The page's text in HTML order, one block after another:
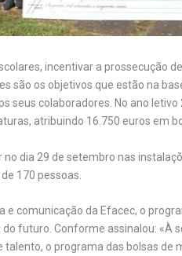
incentivar a prossecução
são os objetivos que estão na
seus colaboradores. No ano
atribuindo 16.750 euros em
dia 29 de setembro nas
170 pessoas.
e comunicação da Efacec, o
futuro. Conforme assinalou: «À
o programa das bolsas de